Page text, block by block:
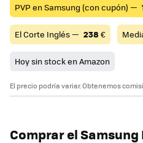
PVP en Samsung (con cupón) —
El Corte Inglés — 238 €
Hoy sin stock en Amazon
El precio podría variar. Obtenemos
Comprar el Samsung